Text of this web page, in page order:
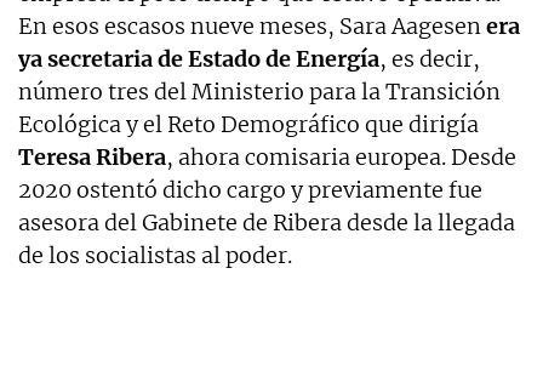
En esos escasos nueve meses, Sara Aagesenera
ya secretaria de Estado de Energía, es decir,
número tres del Ministerio para la Transición
Ecológica y el Reto Demográfico que dirigía
Teresa Ribera, ahora comisaria europea. Desde
2020 ostentó dicho cargo y previamente fue
asesora del Gabinete de Ribera desde la llegada
de los socialistas al poder.